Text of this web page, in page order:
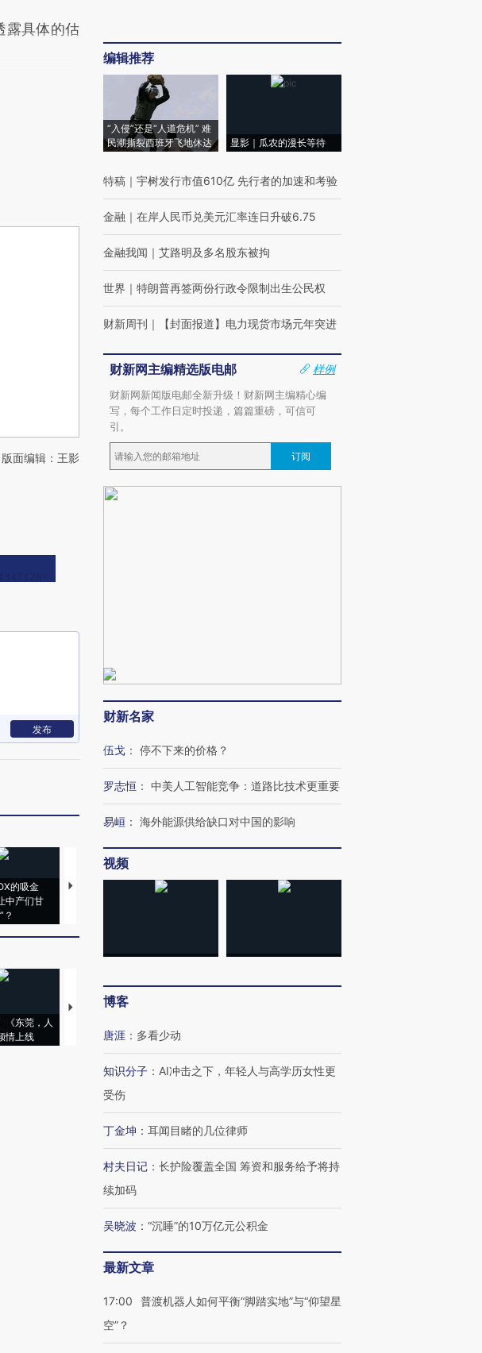
具体的估
面编辑：王影
发布
的吸金
中产们甘
？
马航飞行员跨国走私7万
视线｜被称为“蟑螂”的印
《东莞，人
情上线
【推广】走进第四届链博
编辑推荐
“入侵”还是“人道危机” 难
民潮撕裂西班牙飞地休达
显影｜瓜农的漫长等待
特稿 ｜ 宇树发行市值610亿 先行者的加速和考验
金融 ｜ 在岸人民币兑美元汇率连日升破6.75
金融我闻 ｜ 艾路明及多名股东被拘
世界 ｜ 特朗普再签两份行政令限制出生公民权
财新周刊 ｜ 【封面报道】电力现货市场元年突进
财新网主编精选版电邮
样例
财新网新闻版电邮全新升级！财新网主编精心编
写，每个工作日定时投递，篇篇重磅，可信可
引。
订阅
财新名家
伍戈 ： 停不下来的价格？
罗志恒 ： 中美人工智能竞争：道路比技术更重要
易峘 ： 海外能源供给缺口对中国的影响
视频
博客
唐涯 ： 多看少动
知识分子 ： AI冲击之下，年轻人与高学历女性更
受伤
丁金坤 ： 耳闻目睹的几位律师
村夫日记 ： 长护险覆盖全国 筹资和服务给予将持
续加码
吴晓波 ： “沉睡”的10万亿元公积金
最新文章
17:00
普渡机器人如何平衡“脚踏实地”与“仰望星
空”？